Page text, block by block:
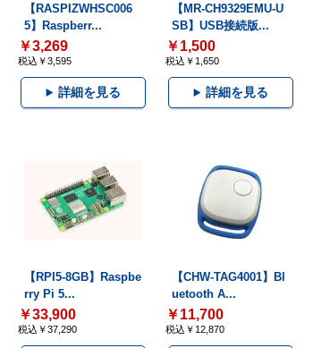
【RASPIZWHSC006
5】Raspberr...
￥3,269
税込￥3,595
詳細を見る
【MR-CH9329EMU-U
SB】USB接続版...
￥1,500
税込￥1,650
詳細を見る
【RPI5-8GB】Raspbe
rry Pi 5...
￥33,900
税込￥37,290
【CHW-TAG4001】Bl
uetooth A...
￥11,700
税込￥12,870